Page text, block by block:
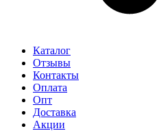
Каталог
Отзывы
Контакты
Оплата
Опт
Доставка
Акции